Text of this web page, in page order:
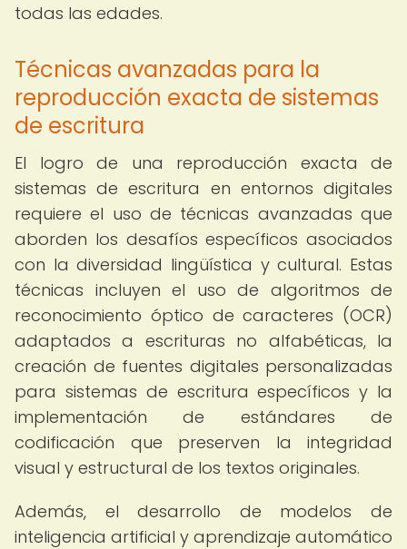
todas las edades.
Técnicas avanzadas para la
reproducción exacta de sistemas
de escritura
El logro de una reproducción exacta de
sistemas de escritura en entornos digitales
requiere el uso de técnicas avanzadas que
aborden los desafíos específicos asociados
con la diversidad lingüística y cultural. Estas
técnicas incluyen el uso de algoritmos de
reconocimiento óptico de caracteres (OCR)
adaptados a escrituras no alfabéticas, la
creación de fuentes digitales personalizadas
para sistemas de escritura específicos y la
implementación de estándares de
codificación que preserven la integridad
visual y estructural de los textos originales.
Además, el desarrollo de modelos de
inteligencia artificial y aprendizaje automático